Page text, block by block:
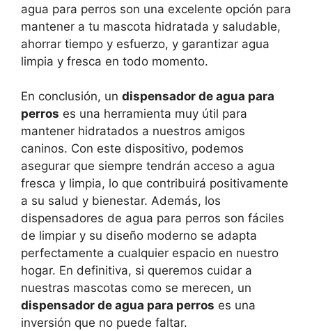
agua para perros son una excelente opción para
mantener a tu mascota hidratada y saludable,
ahorrar tiempo y esfuerzo, y garantizar agua
limpia y fresca en todo momento.
En conclusión, un dispensador de agua para
perros es una herramienta muy útil para
mantener hidratados a nuestros amigos
caninos. Con este dispositivo, podemos
asegurar que siempre tendrán acceso a agua
fresca y limpia, lo que contribuirá positivamente
a su salud y bienestar. Además, los
dispensadores de agua para perros son fáciles
de limpiar y su diseño moderno se adapta
perfectamente a cualquier espacio en nuestro
hogar. En definitiva, si queremos cuidar a
nuestras mascotas como se merecen, un
dispensador de agua para perros es una
inversión que no puede faltar.